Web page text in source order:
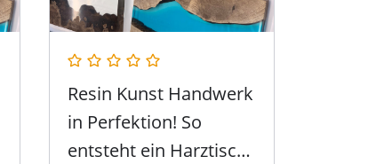
Resin Kunst Handwerk
in Perfektion! So
entsteht ein Harztisch